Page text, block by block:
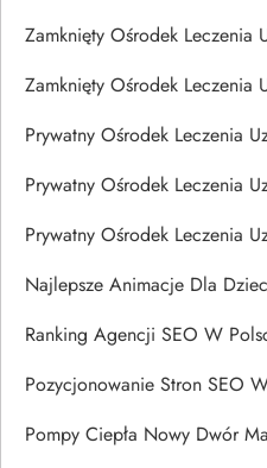
Zamknięty Ośrodek Leczenia
Zamknięty Ośrodek Leczenia
Prywatny Ośrodek Leczenia
Prywatny Ośrodek Leczenia
Prywatny Ośrodek Leczenia
Najlepsze Animacje Dla
Ranking Agencji SEO W
Pozycjonowanie Stron SEO
Pompy Ciepła Nowy Dwór